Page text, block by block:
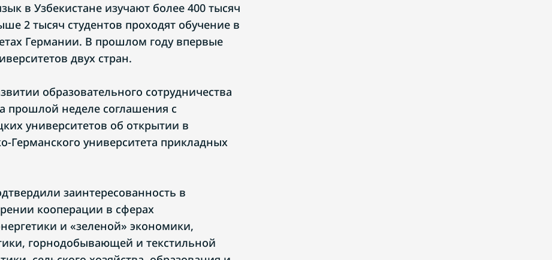
в Узбекистане изучают более 400 тысяч
2 тысяч студентов проходят обучение в
Германии. В прошлом году впервые
двух стран.
образовательного сотрудничества
прошлой неделе соглашения с
университетов об открытии в
Германского университета прикладных
заинтересованность в
кооперации в сферах
и «зеленой» экономики,
горнодобывающей и текстильной